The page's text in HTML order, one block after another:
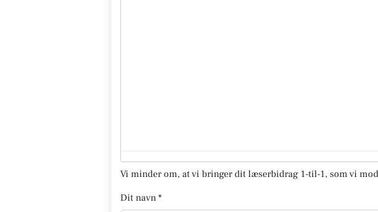
Vi minder om, at vi bringer dit læserbidrag 1-til-1, som vi
Dit navn *